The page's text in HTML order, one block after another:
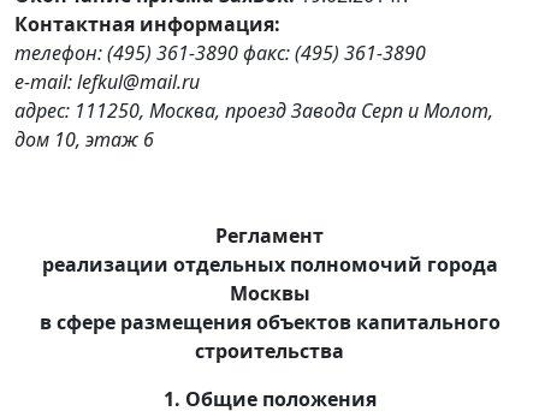
Контактная информация:
телефон: (495) 361-3890 факс: (495) 361-3890
e-mail:lefkul@mail.ru
адрес: 111250, Москва, проезд Завода Серп и Молот,
дом 10, этаж 6
Регламент
реализации отдельных полномочий города
Москвы
в сфере размещения объектов капитального
строительства
1. Общие положения